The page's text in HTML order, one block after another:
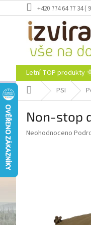
na
+420 774 64 77 34 (
Letní TOP produkty
Domů PSI
Non-stop
Průměrné
Neohodnoceno